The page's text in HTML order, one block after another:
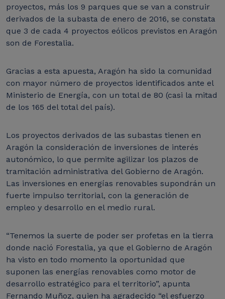
proyectos, más los 9 parques que se van a construir
derivados de la subasta de enero de 2016, se constata
que 3 de cada 4 proyectos eólicos previstos en Aragón
son de Forestalia.
Gracias a esta apuesta, Aragón ha sido la comunidad
con mayor número de proyectos identificados ante el
Ministerio de Energía, con un total de 80 (casi la mitad
de los 165 del total del país).
Los proyectos derivados de las subastas tienen en
Aragón la consideración de inversiones de interés
autonómico, lo que permite agilizar los plazos de
tramitación administrativa del Gobierno de Aragón.
Las inversiones en energías renovables supondrán un
fuerte impulso territorial, con la generación de
empleo y desarrollo en el medio rural.
“Tenemos la suerte de poder ser profetas en la tierra
donde nació Forestalia, ya que el Gobierno de Aragón
ha visto en todo momento la oportunidad que
suponen las energías renovables como motor de
desarrollo estratégico para el territorio”, apunta
Fernando Muñoz, quien ha agradecido “el esfuerzo